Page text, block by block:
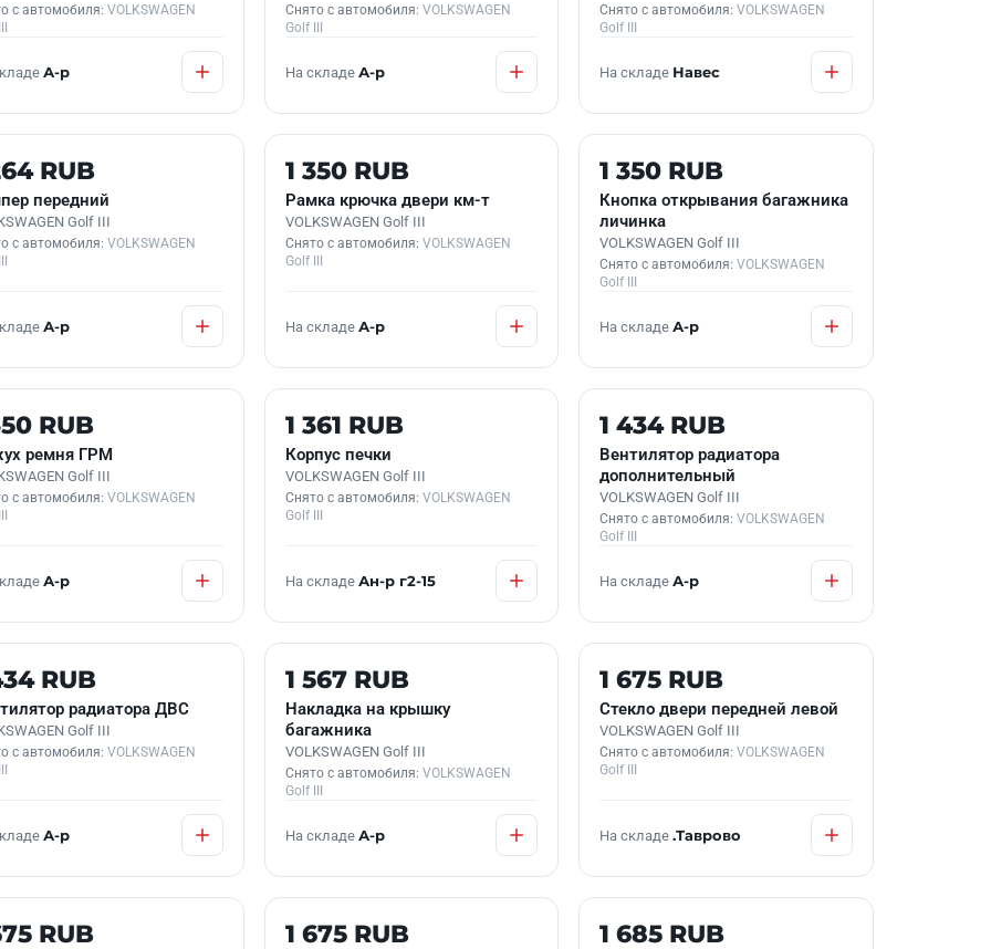
с автомобиля: VOLKSWAGEN
А-р
Снято с автомобиля: VOLKSWAGEN
Golf III
На складе А-р
Снято с автомобиля: VOLKSWAGEN
Golf III
На складе Навес
НАЛИЧИИ
RUB
передний
Golf III
с автомобиля: VOLKSWAGEN
А-р
Б/У В НАЛИЧИИ
1 350 RUB
Рамка крючка двери км-т
VOLKSWAGEN Golf III
Снято с автомобиля: VOLKSWAGEN
Golf III
На складе А-р
Б/У В НАЛИЧИИ
1 350 RUB
Кнопка открывания багажника
личинка
VOLKSWAGEN Golf III
Снято с автомобиля: VOLKSWAGEN
Golf III
На складеА-р
НАЛИЧИИ
RUB
ремня ГРМ
Golf III
с автомобиля: VOLKSWAGEN
А-р
Б/У В НАЛИЧИИ
1 361 RUB
Корпус печки
VOLKSWAGEN Golf III
Снято с автомобиля: VOLKSWAGEN
Golf III
На складе Ан-р г2-15
Б/У В НАЛИЧИИ
1 434 RUB
Вентилятор радиатора
дополнительный
VOLKSWAGEN Golf III
Снято с автомобиля: VOLKSWAGEN
Golf III
На складеА-р
НАЛИЧИИ
RUB
радиатора ДВС
Golf III
с автомобиля: VOLKSWAGEN
А-р
Б/У В НАЛИЧИИ
1 567 RUB
Накладка на крышку
багажника
VOLKSWAGEN Golf III
Снято с автомобиля: VOLKSWAGEN
Golf III
На складе А-р
Б/У В НАЛИЧИИ
1 675 RUB
Стекло двери передней левой
VOLKSWAGEN Golf III
Снято с автомобиля: VOLKSWAGEN
Golf III
На складе.Таврово
НАЛИЧИИ
RUB Б/У В НАЛИЧИИ
1 675 RUB КОНТРАКТНАЯ
1 685 RUB